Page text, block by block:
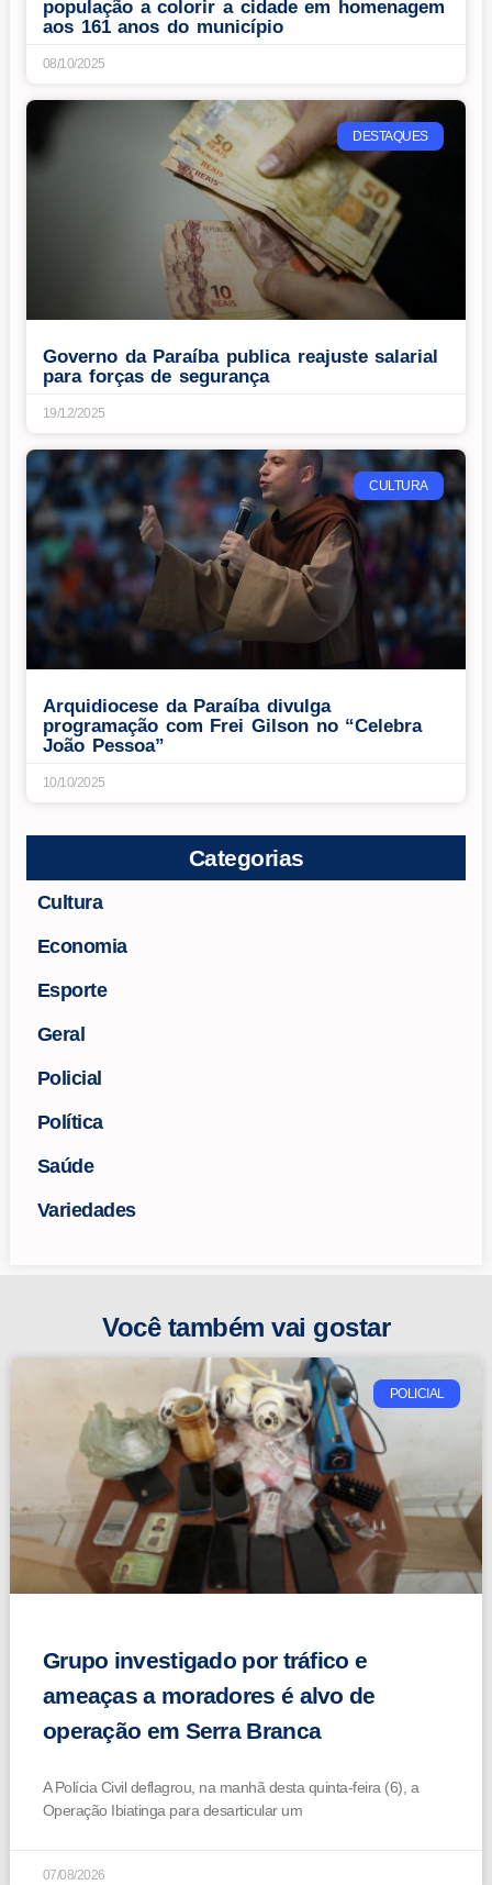
população a colorir a cidade em homenagem
aos 161 anos do município
08/10/2025
DESTAQUES
Governo da Paraíba publica reajuste salarial
para forças de segurança
19/12/2025
CULTURA
Arquidiocese da Paraíba divulga
programação com Frei Gilson no “Celebra
João Pessoa”
10/10/2025
Categorias
Cultura
Economia
Esporte
Geral
Policial
Política
Saúde
Variedades
Você também vai gostar
POLICIAL
Grupo investigado por tráfico e
ameaças a moradores é alvo de
operação em Serra Branca
A Polícia Civil deflagrou, na manhã desta quinta-feira (6), a
Operação Ibiatinga para desarticular um
07/08/2026